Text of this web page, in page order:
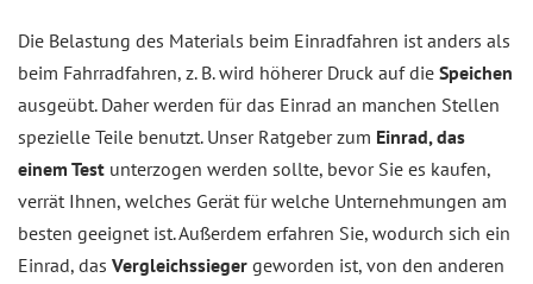
Die Belastung des Materials beim Einradfahren ist anders als
beim Fahrradfahren, z. B. wird höherer Druck auf die Speichen
ausgeübt. Daher werden für das Einrad an manchen Stellen
spezielle Teile benutzt. Unser Ratgeber zum Einrad, das
einem Test unterzogen werden sollte, bevor Sie es kaufen,
verrät Ihnen, welches Gerät für welche Unternehmungen am
besten geeignet ist. Außerdem erfahren Sie, wodurch sich ein
Einrad, das Vergleichssieger geworden ist, von den anderen